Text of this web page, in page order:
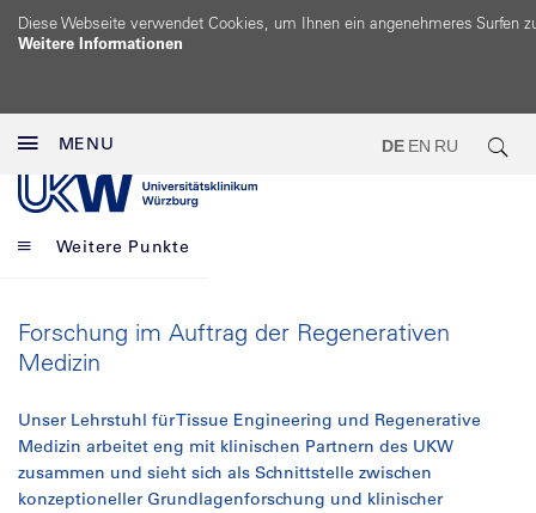
Diese Webseite verwendet Cookies, um Ihnen ein angenehmeres Surfen
Weitere Informationen
MENU DE EN RU
Weitere Punkte
Forschung im Auftrag der Regenerativen
Medizin
Unser Lehrstuhl für Tissue Engineering und Regenerative
Medizin arbeitet eng mit klinischen Partnern des UKW
zusammen und sieht sich als Schnittstelle zwischen
konzeptioneller Grundlagenforschung und klinischer